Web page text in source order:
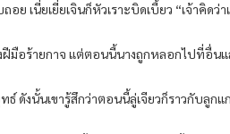
อย เนี่ยเยี่ยเจินก็หัวเราะบิดเบี้ยว “เจ้าคิดว่
มือร้ายกาจ แต่ตอนนี้นางถูกหลอกไปที่อื่นแ
ทธ์ ดังนั้นเขารู้สึกว่าตอนนี้ลู่เจียวก็ราวกับลูกแ